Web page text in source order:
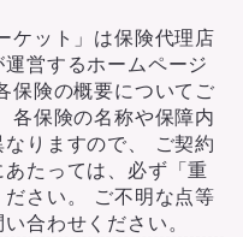
ケット」は保険代理店
営するホームページ
保険の概要についてご
各保険の名称や保障内
りますので、 ご契約
あたっては、必ず「重
さい。 ご不明な点等
合わせください。